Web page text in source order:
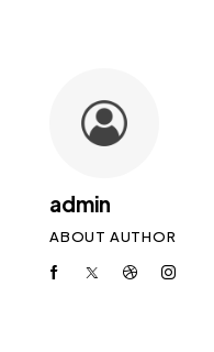
admin
ABOUT AUTHOR